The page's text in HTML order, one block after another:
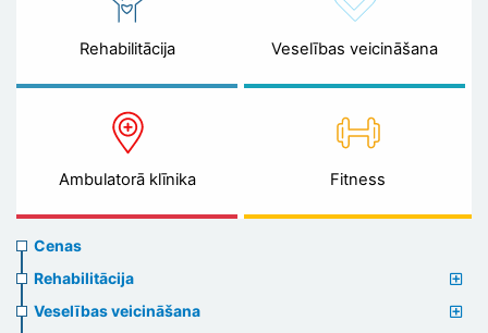
Rehabilitācija Veselības veicināšana
Ambulatorā klīnika Fitness
Prices
menu
Cenas
Rehabilitācija
Veselības veicināšana